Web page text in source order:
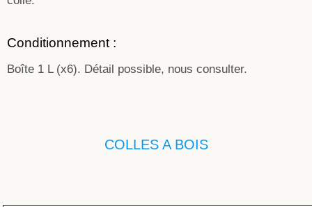
Conditionnement :
Boîte 1 L (x6). Détail possible, nous consulter.
COLLES A BOIS